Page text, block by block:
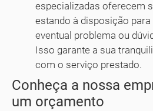
especializadas oferecem
estando à disposição
eventual problema ou
Isso garante a sua
com o serviço prestado.
Conheça a nossa
um orçamento